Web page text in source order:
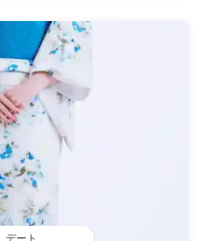
デート